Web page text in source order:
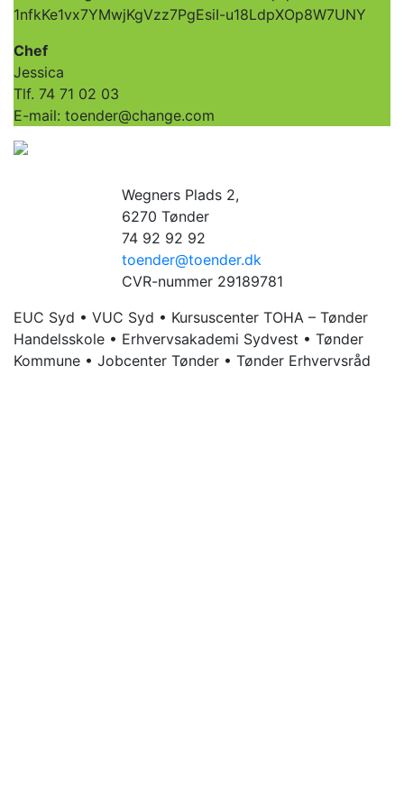
1nfkKe1vx7YMwjKgVzz7PgEsiI-u18LdpXOp8W7UNY
Chef
Jessica
Tlf. 74 71 02 03
E-mail: toender@change.com
Wegners Plads 2,
6270 Tønder
74 92 92 92
toender@toender.dk
CVR-nummer 29189781
EUC Syd • VUC Syd • Kursuscenter TOHA – Tønder
Handelsskole • Erhvervsakademi Sydvest • Tønder
Kommune • Jobcenter Tønder • Tønder Erhvervsråd